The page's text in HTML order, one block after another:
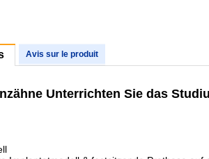
Avis sur le produit
Unterrichten Sie das